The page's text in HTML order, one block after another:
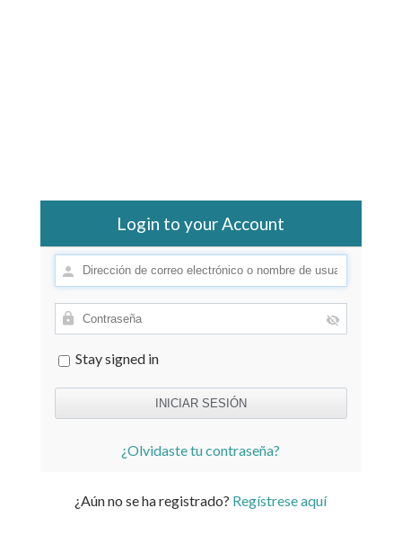
Login to your Account
Stay signed in
¿Olvidaste tu contraseña?
¿Aún no se ha registrado? Regístrese aquí